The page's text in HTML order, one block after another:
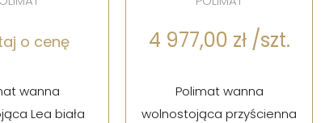
o cenę
wanna
Lea biała
4 977,00 zł /szt.
Polimat wanna
wolnostojąca przyścienna